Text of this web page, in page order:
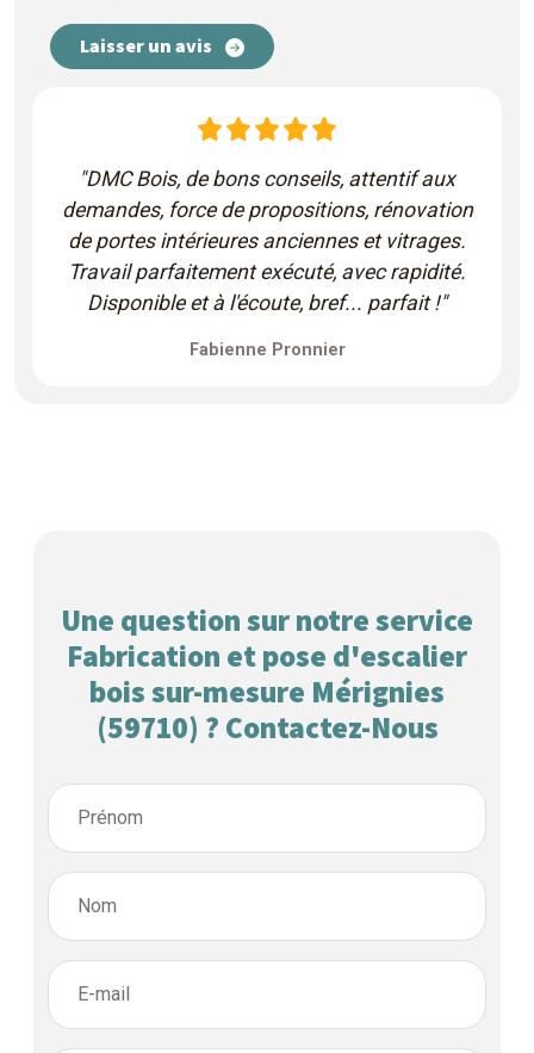
Laisser un avis
"DMC Bois, de bons conseils, attentif aux
demandes, force de propositions, rénovation
de portes intérieures anciennes et vitrages.
Travail parfaitement exécuté, avec rapidité.
Disponible et à l'écoute, bref... parfait !"
Fabienne Pronnier
Une question sur notre service
Fabrication et pose d'escalier
bois sur-mesure Mérignies
(59710) ? Contactez-Nous
Prénom
Nom
E-mail